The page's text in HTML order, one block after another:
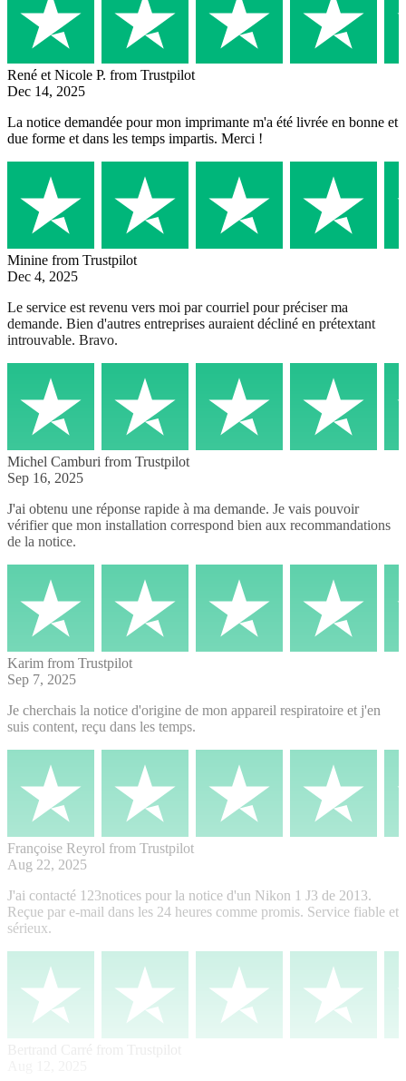
René et Nicole P. from Trustpilot
Dec 14, 2025
La notice demandée pour mon imprimante m'a été livrée en bonne et
due forme et dans les temps impartis. Merci !
Minine from Trustpilot
Dec 4, 2025
Le service est revenu vers moi par courriel pour préciser ma
demande. Bien d'autres entreprises auraient décliné en prétextant
introuvable. Bravo.
Michel Camburi from Trustpilot
Sep 16, 2025
J'ai obtenu une réponse rapide à ma demande. Je vais pouvoir
vérifier que mon installation correspond bien aux recommandations
de la notice.
Karim from Trustpilot
Sep 7, 2025
Je cherchais la notice d'origine de mon appareil respiratoire et j'en
suis content, reçu dans les temps.
Françoise Reyrol from Trustpilot
Aug 22, 2025
J'ai contacté 123notices pour la notice d'un Nikon 1 J3 de 2013.
Reçue par e-mail dans les 24 heures comme promis. Service fiable et
sérieux.